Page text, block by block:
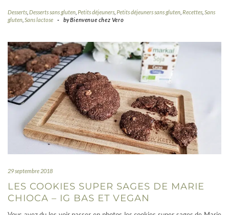
Desserts Desserts sans gluten Petits déjeuners Petits déjeuners sans gluten Recettes Sans
gluten Sans lactose - byBienvenue chez Vero
29 septembre 2018
LES COOKIES SUPER SAGES DE MARIE
CHIOCA – IG BAS ET VEGAN